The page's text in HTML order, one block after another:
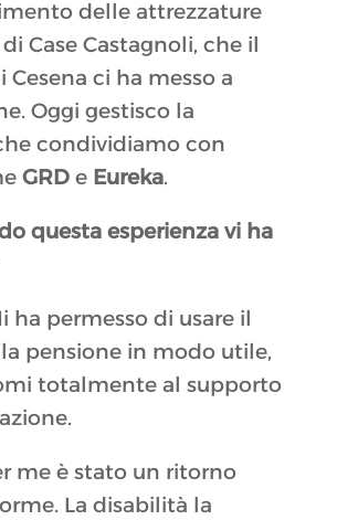
delle attrezzature
Case Castagnoli, che il
Cesena ci ha messo a
Oggi gestisco la
condividiamo con
GRDe Eureka.
questa esperienza vi ha
ha permesso di usare il
pensione in modo utile,
totalmente al supporto
me è stato un ritorno
La disabilità la